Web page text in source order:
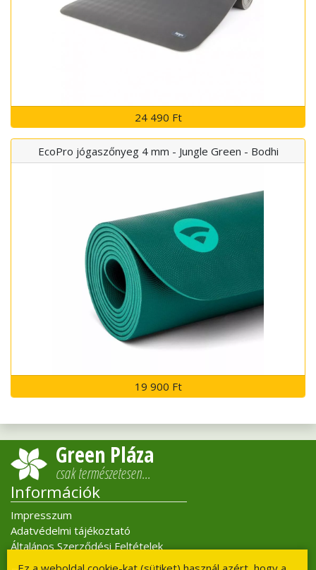
24 490 Ft
EcoPro jógaszőnyeg 4 mm - Jungle Green - Bodhi
19 900 Ft
Green Pláza
csak természetesen…
Információk
Impresszum
Adatvédelmi tájékoztató
Általános Szerződési Feltételek